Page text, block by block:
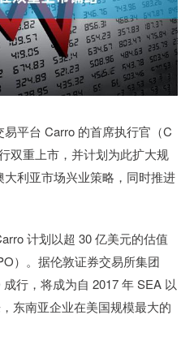
平台 Carro 的首席执行官（C
双重上市，并计划为此扩大规
利亚市场兴业策略，同时推进
计划以超 30 亿美元的估值
）。据伦敦证券交易所集团
成行，将成为自 2017 年 SEA 以
东南亚企业在美国规模最大的